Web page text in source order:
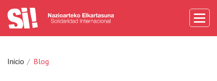
Inicio Blog